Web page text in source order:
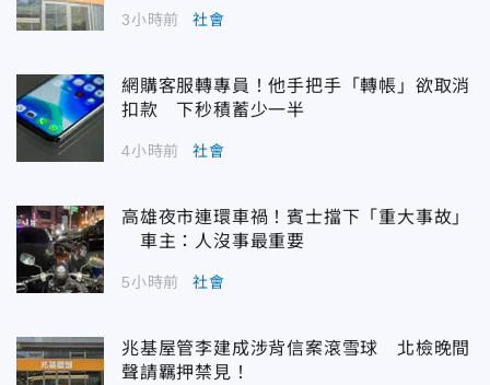
3小時前 社會
網購客服轉專員！他手把手「轉帳」欲取消
扣款 下秒積蓄少一半
4小時前 社會
高雄夜市連環車禍！賓士擋下「重大事故」
車主：人沒事最重要
5小時前 社會
兆基屋管李建成涉背信案滾雪球 北檢晚間
聲請羈押禁見！